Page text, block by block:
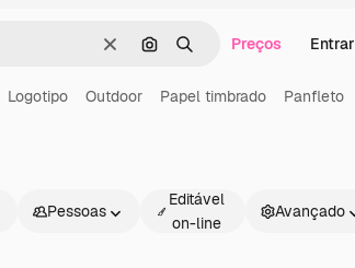
LimparPesquisar por imagem
BuscarPreços Entrar
Logotipo Outdoor Papel timbrado Panfleto
Pessoas
Editável
on-line
Avançado